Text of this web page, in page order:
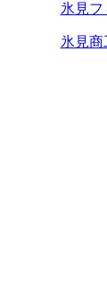
氷見フ
氷見商